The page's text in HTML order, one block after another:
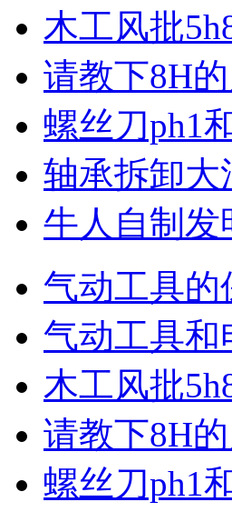
木工风批
请教下8H
螺丝刀ph1
轴承拆卸大
牛人自制发
气动工具的
气动工具和
木工风批
请教下8H
螺丝刀ph1